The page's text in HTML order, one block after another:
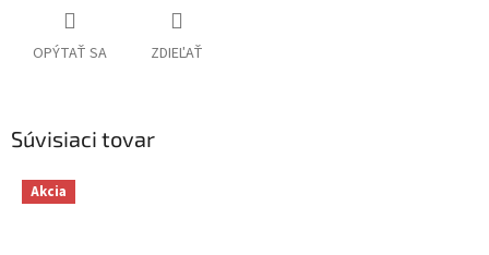
OPÝTAŤ SA ZDIEĽAŤ
Súvisiaci tovar
Akcia